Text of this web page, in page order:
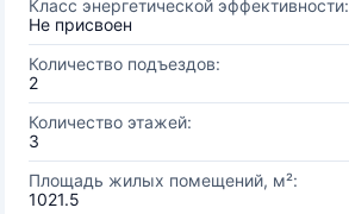
Класс энергетической эффективности:
Не присвоен
Количество подъездов:
2
Количество этажей:
3
Площадь жилых помещений, м²:
1021.5